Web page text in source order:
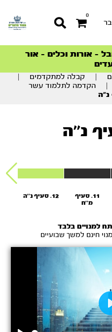
0
– דרך המלך
– אורות וכלים – אור
הטבעית >
– דרך המלך
קבלה למתקדמים
הקדמה לתלמוד עשר
11. סעיף
מ''ח
12. סעיף נ''ה
למנויים בלבד
חינם למשך שבועיים